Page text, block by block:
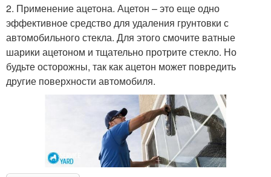
2. Применение ацетона. Ацетон – это еще одно
эффективное средство для удаления грунтовки с
автомобильного стекла. Для этого смочите ватные
шарики ацетоном и тщательно протрите стекло. Но
будьте осторожны, так как ацетон может повредить
другие поверхности автомобиля.